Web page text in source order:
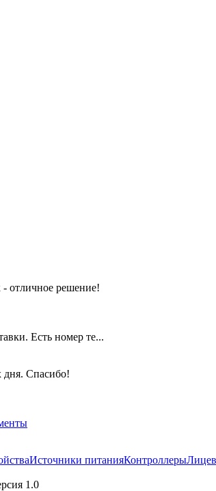
- отличное решение!
Есть номер те...
дня. Спасибо!
Источники питанияКонтроллеры
1.0